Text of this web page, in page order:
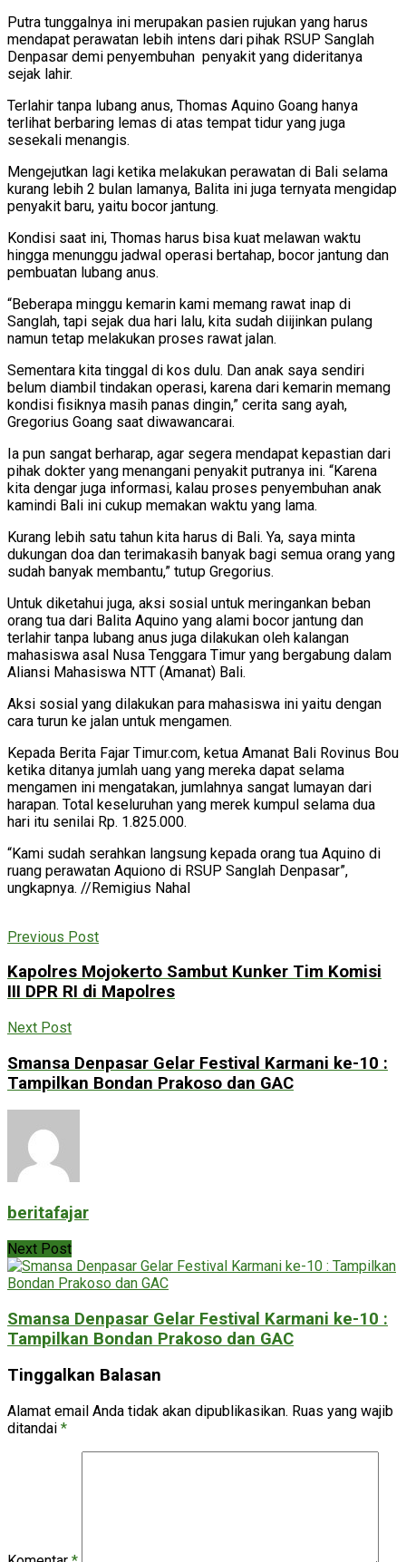
Putra tunggalnya ini merupakan pasien rujukan yang harus
mendapat perawatan lebih intens dari pihak RSUP Sanglah
Denpasar demi penyembuhan penyakit yang dideritanya
sejak lahir.
Terlahir tanpa lubang anus, Thomas Aquino Goang hanya
terlihat berbaring lemas di atas tempat tidur yang juga
sesekali menangis.
Mengejutkan lagi ketika melakukan perawatan di Bali selama
kurang lebih 2 bulan lamanya, Balita ini juga ternyata mengidap
penyakit baru, yaitu bocor jantung.
Kondisi saat ini, Thomas harus bisa kuat melawan waktu
hingga menunggu jadwal operasi bertahap, bocor jantung dan
pembuatan lubang anus.
“Beberapa minggu kemarin kami memang rawat inap di
Sanglah, tapi sejak dua hari lalu, kita sudah diijinkan pulang
namun tetap melakukan proses rawat jalan.
Sementara kita tinggal di kos dulu. Dan anak saya sendiri
belum diambil tindakan operasi, karena dari kemarin memang
kondisi fisiknya masih panas dingin,” cerita sang ayah,
Gregorius Goang saat diwawancarai.
Ia pun sangat berharap, agar segera mendapat kepastian dari
pihak dokter yang menangani penyakit putranya ini. “Karena
kita dengar juga informasi, kalau proses penyembuhan anak
kamindi Bali ini cukup memakan waktu yang lama.
Kurang lebih satu tahun kita harus di Bali. Ya, saya minta
dukungan doa dan terimakasih banyak bagi semua orang yang
sudah banyak membantu,” tutup Gregorius.
Untuk diketahui juga, aksi sosial untuk meringankan beban
orang tua dari Balita Aquino yang alami bocor jantung dan
terlahir tanpa lubang anus juga dilakukan oleh kalangan
mahasiswa asal Nusa Tenggara Timur yang bergabung dalam
Aliansi Mahasiswa NTT (Amanat) Bali.
Aksi sosial yang dilakukan para mahasiswa ini yaitu dengan
cara turun ke jalan untuk mengamen.
Kepada Berita Fajar Timur.com, ketua Amanat Bali Rovinus Bou
ketika ditanya jumlah uang yang mereka dapat selama
mengamen ini mengatakan, jumlahnya sangat lumayan dari
harapan. Total keseluruhan yang merek kumpul selama dua
hari itu senilai Rp. 1.825.000.
“Kami sudah serahkan langsung kepada orang tua Aquino di
ruang perawatan Aquiono di RSUP Sanglah Denpasar”,
ungkapnya. //Remigius Nahal
Previous Post
Kapolres Mojokerto Sambut Kunker Tim Komisi
III DPR RI di Mapolres
Next Post
Smansa Denpasar Gelar Festival Karmani ke-10 :
Tampilkan Bondan Prakoso dan GAC
beritafajar
Next Post
Smansa Denpasar Gelar Festival Karmani ke-10 :
Tampilkan Bondan Prakoso dan GAC
Tinggalkan Balasan
Alamat email Anda tidak akan dipublikasikan. Ruas yang wajib
ditandai *